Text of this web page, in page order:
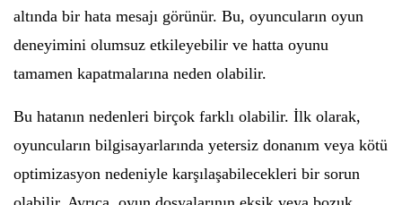
altında bir hata mesajı görünür. Bu, oyuncuların oyun
deneyimini olumsuz etkileyebilir ve hatta oyunu
tamamen kapatmalarına neden olabilir.
Bu hatanın nedenleri birçok farklı olabilir. İlk olarak,
oyuncuların bilgisayarlarında yetersiz donanım veya kötü
optimizasyon nedeniyle karşılaşabilecekleri bir sorun